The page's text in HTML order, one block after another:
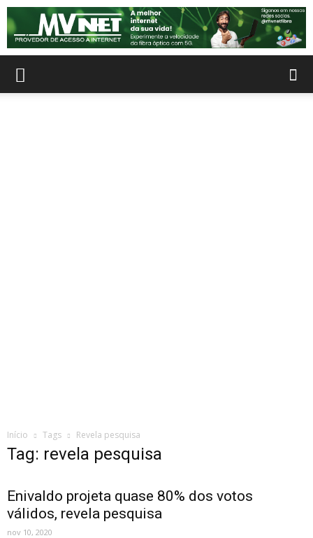
Início Tags Revela pesquisa
Tag: revela pesquisa
Enivaldo projeta quase 80% dos votos
válidos, revela pesquisa
nov 10, 2020